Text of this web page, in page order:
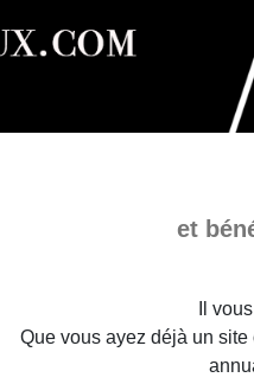
et
Il
Que vous ayez déjà un